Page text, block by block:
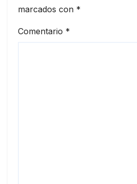
marcados con *
Comentario *